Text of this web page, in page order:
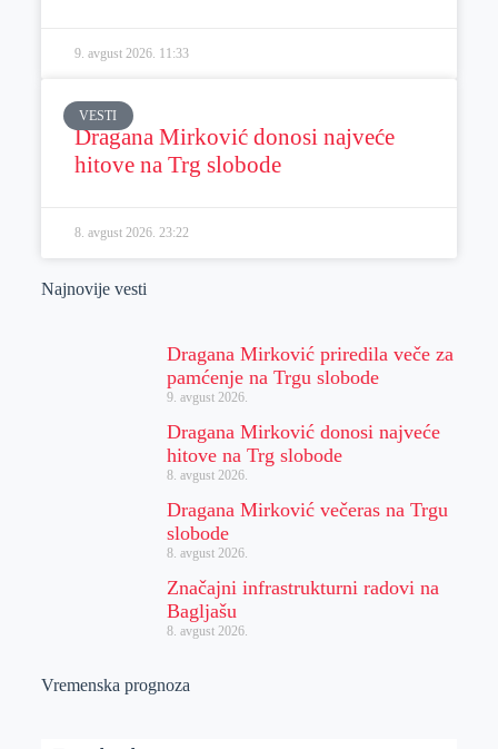
9. avgust 2026. 11:33
VESTI
Dragana Mirković donosi najveće
hitove na Trg slobode
8. avgust 2026. 23:22
Najnovije vesti
Dragana Mirković priredila veče za
pamćenje na Trgu slobode
9. avgust 2026.
Dragana Mirković donosi najveće
hitove na Trg slobode
8. avgust 2026.
Dragana Mirković večeras na Trgu
slobode
8. avgust 2026.
Značajni infrastrukturni radovi na
Bagljašu
8. avgust 2026.
Vremenska prognoza